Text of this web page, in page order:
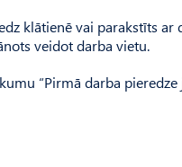
klātienē vai parakstīts
veidot darba vietu.
“Pirmā darba